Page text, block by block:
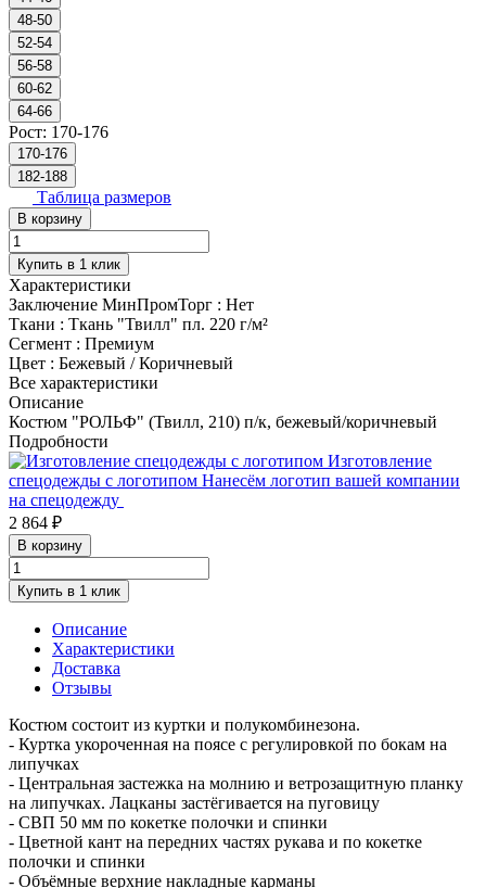
48-50
52-54
56-58
60-62
64-66
Рост: 170-176
170-176
182-188
Таблица размеров
В корзину
Купить в 1 клик
Характеристики
Заключение МинПромТорг : Нет
Ткани : Ткань "Твилл" пл. 220 г/м²
Сегмент : Премиум
Цвет : Бежевый / Коричневый
Все характеристики
Описание
Костюм "РОЛЬФ" (Твилл, 210) п/к, бежевый/коричневый
Подробности
Изготовление
спецодежды с логотипом Нанесём логотип вашей компании
на спецодежду
2 864 ₽
В корзину
Купить в 1 клик
Описание
Характеристики
Доставка
Отзывы
Костюм состоит из куртки и полукомбинезона.
- Куртка укороченная на поясе с регулировкой по бокам на
липучках
- Центральная застежка на молнию и ветрозащитную планку
на липучках. Лацканы застёгивается на пуговицу
- СВП 50 мм по кокетке полочки и спинки
- Цветной кант на передних частях рукава и по кокетке
полочки и спинки
- Объёмные верхние накладные карманы